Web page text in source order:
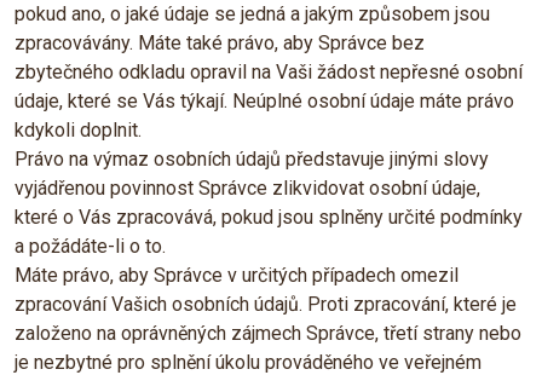
pokud ano, o jaké údaje se jedná a jakým způsobem jsou
zpracovávány. Máte také právo, aby Správce bez
zbytečného odkladu opravil na Vaši žádost nepřesné osobní
údaje, které se Vás týkají. Neúplné osobní údaje máte právo
kdykoli doplnit.
Právo na výmaz osobních údajů představuje jinými slovy
vyjádřenou povinnost Správce zlikvidovat osobní údaje,
které o Vás zpracovává, pokud jsou splněny určité podmínky
a požádáte-li o to.
Máte právo, aby Správce v určitých případech omezil
zpracování Vašich osobních údajů. Proti zpracování, které je
založeno na oprávněných zájmech Správce, třetí strany nebo
je nezbytné pro splnění úkolu prováděného ve veřejném